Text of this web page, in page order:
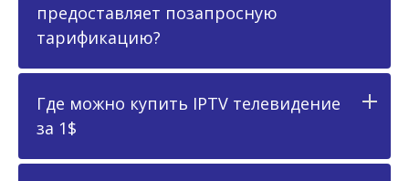
предоставляет позапросную
тарификацию?
Где можно купить IPTV телевидение
за 1$